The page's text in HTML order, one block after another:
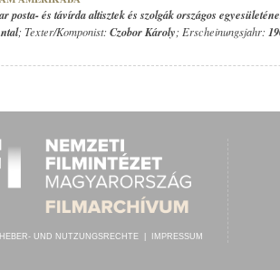
posta- és távírda altisztek és szolgák országos
; Texter/Komponist: Czobor Károly; Erscheinungsjahr:
UND NUTZUNGSRECHTE IMPRESSUM